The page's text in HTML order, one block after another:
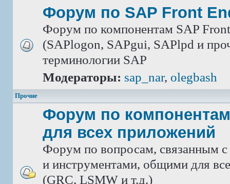
Форум по SAP Front
Форум по компонентам SAP
(SAPlogon, SAPgui, SAPlpd и
терминологии SAP
Модераторы: sap_nar, olegbash
Прочие
Форум по
для всех приложений
Форум по вопросам, связанным
и инструментами, общими для
(GRC, LSMW и т.д.)